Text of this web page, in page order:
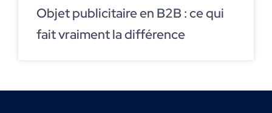
Objet publicitaire en B2B : ce qui
fait vraiment la différence